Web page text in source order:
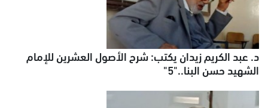
د. عبد الكريم زيدان يكتب: شرح الأصول العشرين للإمام
الشهيد حسن البنا.."5"